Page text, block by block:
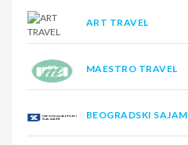
ART TRAVEL
MAESTRO TRAVEL
BEOGRADSKI SAJAM